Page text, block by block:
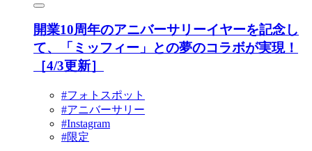
開業10周年のアニバーサリーイヤーを記念し
て、「ミッフィー」との夢のコラボが実現！
［4/3更新］
#フォトスポット
#アニバーサリー
#Instagram
#限定